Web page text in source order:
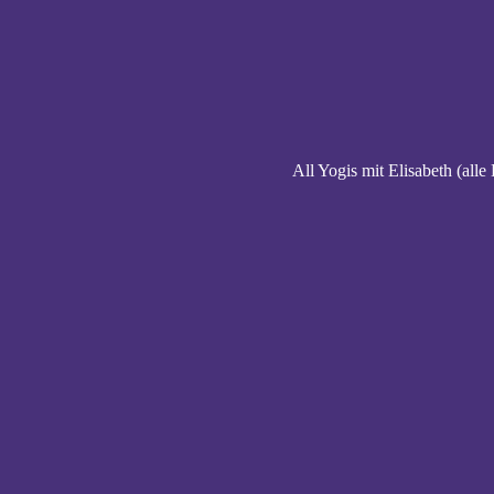
All Yogis mit Elisabeth (alle